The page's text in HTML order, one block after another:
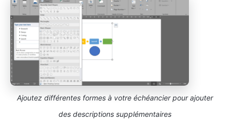
Ajoutez différentes formes à votre échéancier pour ajouter
des descriptions supplémentaires